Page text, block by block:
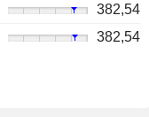
382,54
382,54